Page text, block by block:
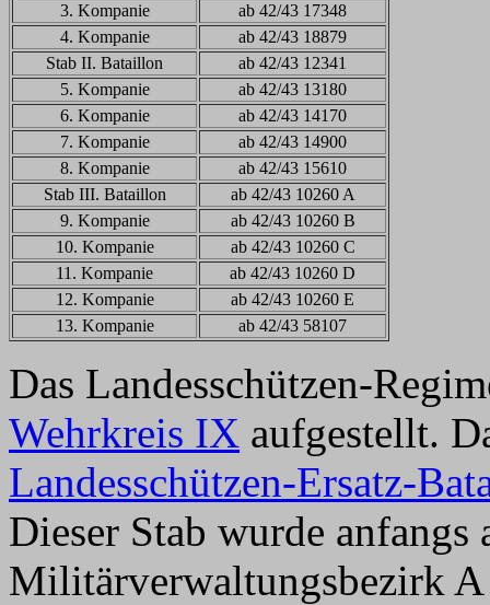
3. Kompanie
ab 42/43 17348
4. Kompanie
ab 42/43 18879
Stab II. Bataillon
ab 42/43 12341
5. Kompanie
ab 42/43 13180
6. Kompanie
ab 42/43 14170
7. Kompanie
ab 42/43 14900
8. Kompanie
ab 42/43 15610
Stab III. Bataillon
ab 42/43 10260 A
9. Kompanie
ab 42/43 10260 B
10. Kompanie
ab 42/43 10260 C
11. Kompanie
ab 42/43 10260 D
12. Kompanie
ab 42/43 10260 E
13. Kompanie
ab 42/43 58107
Das Landesschützen-
Wehrkreis IX aufgestellt.
Landesschützen-Ersatz-
Dieser Stab wurde
Militärverwaltungsbezirk